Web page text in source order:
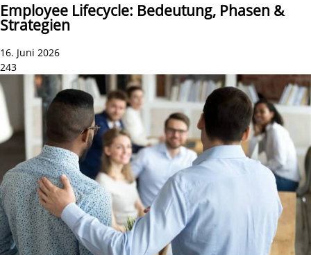
Employee Lifecycle: Bedeutung, Phasen &
Strategien
16. Juni 2026
243